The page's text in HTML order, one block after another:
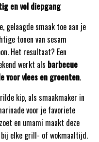
en vol diepgang
gelaagde smaak toe aan je
tonen van sesam
Het resultaat? Een
werkt als barbecue
voor vlees en groenten.
kip, als smaakmaker in
voor je favoriete
en umami maakt deze
elke grill- of wokmaaltijd.